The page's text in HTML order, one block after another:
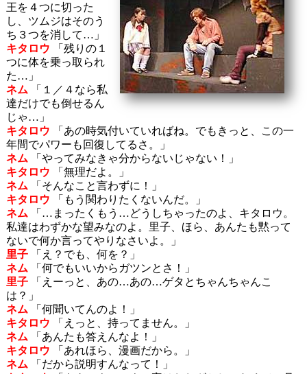
王を４つに切った
し、ツムジはそのう
ち３つを消して…」
キタロウ 「残りの１
つに体を乗っ取られ
た…」
ネム 「１／４なら私
達だけでも倒せるん
じゃ…」
キタロウ 「あの時気付いていればね。でもきっと、この一
年間でパワーも回復してるさ。」
ネム 「やってみなきゃ分からないじゃない！」
キタロウ 「無理だよ。」
ネム 「そんなこと言わずに！」
キタロウ 「もう関わりたくないんだ。」
ネム 「…まったくもう…どうしちゃったのよ、キタロウ。
私達はわずかな望みなのよ。里子、ほら、あんたも黙って
ないで何か言ってやりなさいよ。」
里子「え？でも、何を？」
ネム 「何でもいいからガツンとさ！」
里子「えーっと、あの…あの…ゲタとちゃんちゃんこ
は？」
ネム 「何聞いてんのよ！」
キタロウ 「えっと、持ってません。」
ネム 「あんたも答えんなよ！」
キタロウ 「あれほら、漫画だから。」
ネム 「だから説明すんなって！」